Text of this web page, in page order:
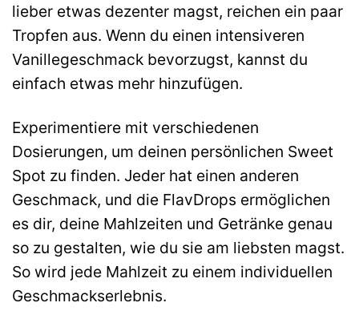
lieber etwas dezenter magst, reichen ein paar
Tropfen aus. Wenn du einen intensiveren
Vanillegeschmack bevorzugst, kannst du
einfach etwas mehr hinzufügen.
Experimentiere mit verschiedenen
Dosierungen, um deinen persönlichen Sweet
Spot zu finden. Jeder hat einen anderen
Geschmack, und die FlavDrops ermöglichen
es dir, deine Mahlzeiten und Getränke genau
so zu gestalten, wie du sie am liebsten magst.
So wird jede Mahlzeit zu einem individuellen
Geschmackserlebnis.